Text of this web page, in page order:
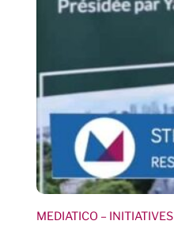
MEDIATICO – INITIATIVES